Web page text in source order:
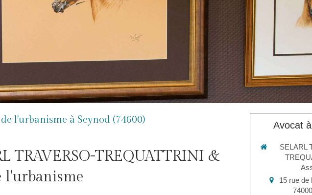
l'urbanisme à Seynod (74600)
TRAVERSO-TREQUATTRINI &
l'urbanisme
Avocat
SELARL
15 rue de
74000